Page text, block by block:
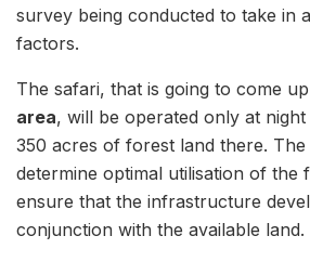
survey being conducted to take in
factors.
The safari, that is going to come
area, will be operated only at
350 acres of forest land there.
determine optimal utilisation of the
ensure that the infrastructure
conjunction with the available land.